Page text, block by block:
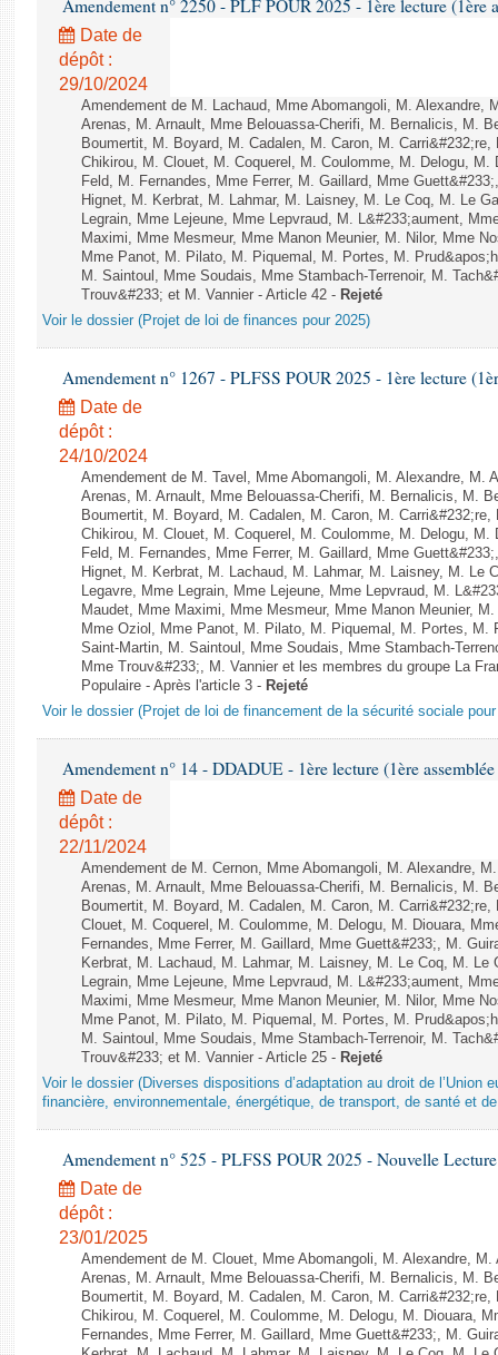
Amendement n° 2250 - PLF POUR 2025 - 1ère lecture (1ère
Date de
dépôt :
29/10/2024
Amendement de M. Lachaud, Mme Abomangoli, M. Alexandre,
Arenas, M. Arnault, Mme Belouassa-Cherifi, M. Bernalicis, M.
Boumertit, M. Boyard, M. Cadalen, M. Caron, M.
Chikirou, M. Clouet, M. Coquerel, M. Coulomme, M. Delogu, M.
Feld, M. Fernandes, Mme Ferrer, M. Gaillard, Mme
Hignet, M. Kerbrat, M. Lahmar, M. Laisney, M. Le Coq, M. Le
Legrain, Mme Lejeune, Mme Lepvraud, M. L&#233;aument,
Maximi, Mme Mesmeur, Mme Manon Meunier, M. Nilor, Mme
Mme Panot, M. Pilato, M. Piquemal, M. Portes, M.
M. Saintoul, Mme Soudais, Mme Stambach-Terrenoir, M.
Trouv&#233; et M. Vannier - Article 42 - Rejeté
Voir le dossier (Projet de loi de finances pour 2025)
Amendement n° 1267 - PLFSS POUR 2025 - 1ère lecture
Date de
dépôt :
24/10/2024
Amendement de M. Tavel, Mme Abomangoli, M. Alexandre, M.
Arenas, M. Arnault, Mme Belouassa-Cherifi, M. Bernalicis, M.
Boumertit, M. Boyard, M. Cadalen, M. Caron, M.
Chikirou, M. Clouet, M. Coquerel, M. Coulomme, M. Delogu, M.
Feld, M. Fernandes, Mme Ferrer, M. Gaillard, Mme
Hignet, M. Kerbrat, M. Lachaud, M. Lahmar, M. Laisney, M. Le
Legavre, Mme Legrain, Mme Lejeune, Mme Lepvraud, M.
Maudet, Mme Maximi, Mme Mesmeur, Mme Manon Meunier,
Mme Oziol, Mme Panot, M. Pilato, M. Piquemal, M. Portes, M.
Saint-Martin, M. Saintoul, Mme Soudais, Mme Stambach-
Mme Trouv&#233;, M. Vannier et les membres du groupe La
Populaire - Après l'article 3 - Rejeté
Voir le dossier (Projet de loi de financement de la sécurité sociale pour
Amendement n° 14 - DDADUE - 1ère lecture (1ère
Date de
dépôt :
22/11/2024
Amendement de M. Cernon, Mme Abomangoli, M. Alexandre,
Arenas, M. Arnault, Mme Belouassa-Cherifi, M. Bernalicis, M.
Boumertit, M. Boyard, M. Cadalen, M. Caron, M.
Clouet, M. Coquerel, M. Coulomme, M. Delogu, M. Diouara,
Fernandes, Mme Ferrer, M. Gaillard, Mme Guett&#233;, M.
Kerbrat, M. Lachaud, M. Lahmar, M. Laisney, M. Le Coq, M. Le
Legrain, Mme Lejeune, Mme Lepvraud, M. L&#233;aument,
Maximi, Mme Mesmeur, Mme Manon Meunier, M. Nilor, Mme
Mme Panot, M. Pilato, M. Piquemal, M. Portes, M.
M. Saintoul, Mme Soudais, Mme Stambach-Terrenoir, M.
Trouv&#233; et M. Vannier - Article 25 - Rejeté
Voir le dossier (Diverses dispositions d’adaptation au droit de l’Union
financière, environnementale, énergétique, de transport, de santé et
Amendement n° 525 - PLFSS POUR 2025 - Nouvelle
Date de
dépôt :
23/01/2025
Amendement de M. Clouet, Mme Abomangoli, M. Alexandre,
Arenas, M. Arnault, Mme Belouassa-Cherifi, M. Bernalicis, M.
Boumertit, M. Boyard, M. Cadalen, M. Caron, M.
Chikirou, M. Coquerel, M. Coulomme, M. Delogu, M. Diouara,
Fernandes, Mme Ferrer, M. Gaillard, Mme Guett&#233;, M.